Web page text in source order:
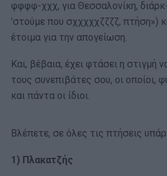
φφφφ-χχχ, για Θεσσαλονίκη,
’στούμε που σχχχχχζζζζ, πτήση»)
έτοιμα για την απογείωση.
Και, βέβαια, έχει φτάσει η στιγμή
τους συνεπιβάτες σου, οι οποίοι,
και πάντα οι ίδιοι.
Βλέπετε, σε όλες τις πτήσεις
1) Πλακατζής